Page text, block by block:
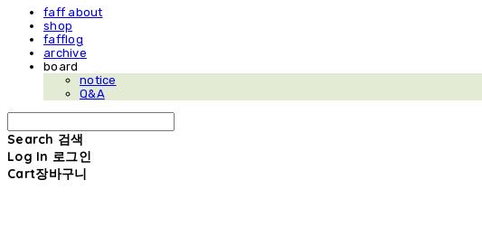
faff about
shop
fafflog
archive
board
notice
Q&A
Search 검색
Log In 로그인
Cart장바구니